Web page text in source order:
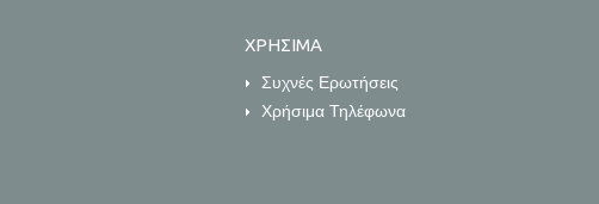
ΧΡΗΣΙΜΑ
Συχνές Ερωτήσεις
Χρήσιμα Τηλέφωνα